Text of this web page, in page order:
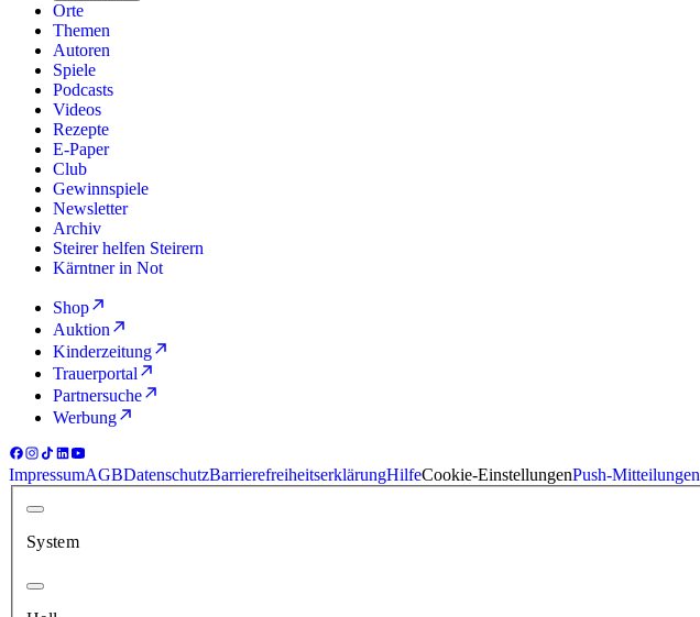
Orte
Themen
Autoren
Spiele
Podcasts
Videos
Rezepte
E-Paper
Club
Gewinnspiele
Newsletter
Archiv
Steirer helfen Steirern
Kärntner in Not
Shop
Auktion
Kinderzeitung
Trauerportal
Partnersuche
Werbung
ImpressumAGBDatenschutzBarrierefreiheitserklärungHilfeCookie-EinstellungenPush-Mitteilungen
System